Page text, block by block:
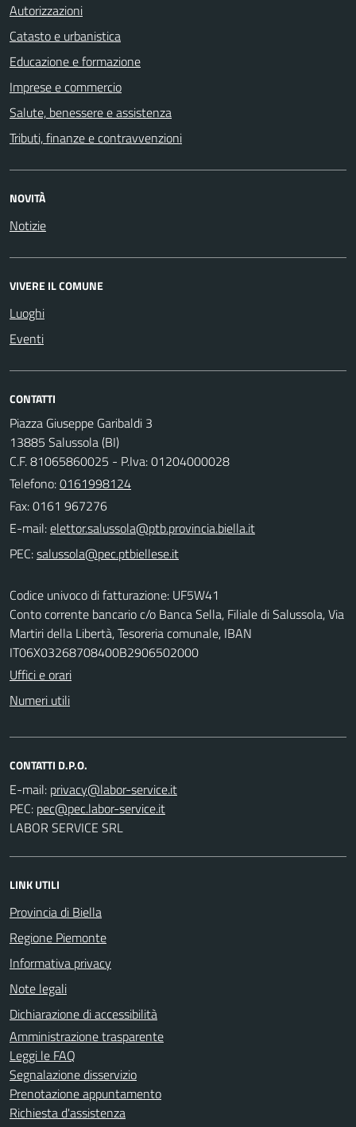
Autorizzazioni
Catasto e urbanistica
Educazione e formazione
Imprese e commercio
Salute, benessere e assistenza
Tributi, finanze e contravvenzioni
NOVITÀ
Notizie
VIVERE IL COMUNE
Luoghi
Eventi
CONTATTI
Piazza Giuseppe Garibaldi 3
13885 Salussola (BI)
C.F. 81065860025 - P.Iva: 01204000028
Telefono:0161998124
Fax: 0161 967276
E-mail:
PEC:
Codice univoco di fatturazione: UF5W41
Conto corrente bancario c/o Banca Sella, Filiale di Salussola, Via
Martiri della Libertà, Tesoreria comunale, IBAN
IT06X03268708400B2906502000
Uffici e orari
Numeri utili
CONTATTI D.P.O.
E-mail:
PEC:
LABOR SERVICE SRL
LINK UTILI
Provincia di Biella
Regione Piemonte
Informativa privacy
Note legali
Dichiarazione di accessibilità
Amministrazione trasparente
Leggi le FAQ
Segnalazione disservizio
Prenotazione appuntamento
Richiesta d'assistenza